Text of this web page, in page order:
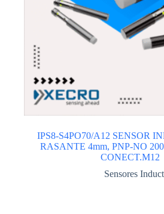
IPS8-S4PO70/A12 SENSOR
RASANTE 4mm, PNP-NO
CONECT.M12
Sensores